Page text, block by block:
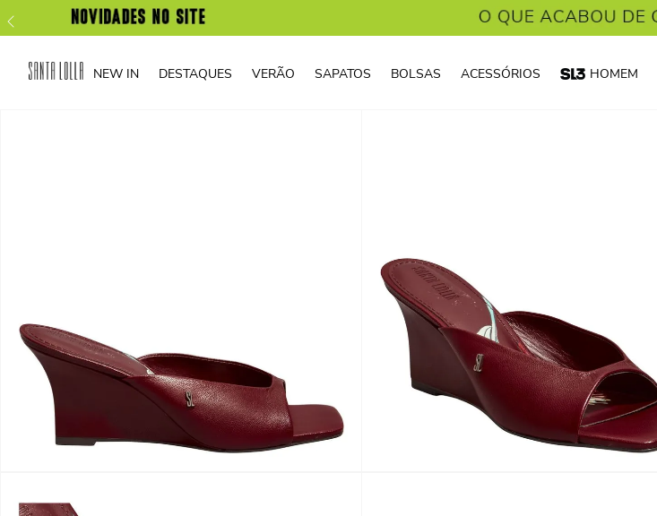
NEW IN DESTAQUES VERÃO SAPATOS BOLSAS ACESSÓRIOS HOMEM